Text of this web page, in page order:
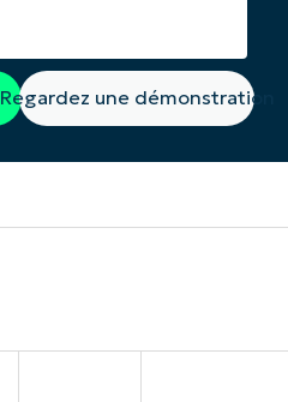
Regardez une démonstration